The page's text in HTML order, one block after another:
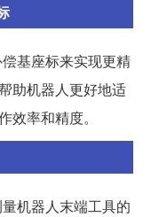
基座标来实现更精
助机器人更好地适
效率和精度。
机器人末端工具的